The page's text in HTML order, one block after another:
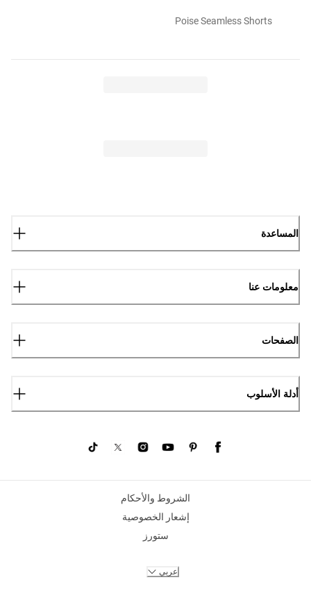
Poise Seamless Shorts
المساعدة
معلومات عنا
الصفحات
أدلة الأسلوب
الشروط والأحكام
إشعار الخصوصية
ستورز
عربي